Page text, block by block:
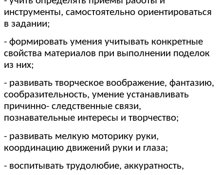
инструменты, самостоятельно ориентироваться
в задании;
- формировать умения учитывать конкретные
свойства материалов при выполнении поделок
из них;
- развивать творческое воображение, фантазию,
сообразительность, умение устанавливать
причинно- следственные связи,
познавательные интересы и творчество;
- развивать мелкую моторику руки,
координацию движений руки и глаза;
- воспитывать трудолюбие, аккуратность,